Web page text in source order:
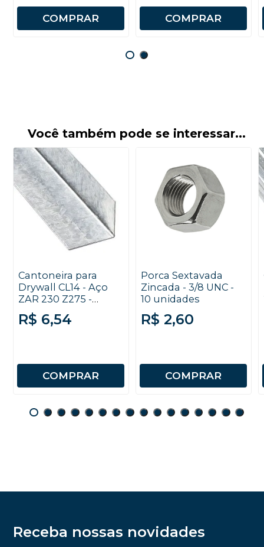
COMPRAR COMPRAR
Você também pode se interessar...
Cantoneira para
Drywall CL14 - Aço
ZAR 230 Z275 -
0,50X2600mm
R$ 6,54
COMPRAR
Porca Sextavada
Zincada - 3/8 UNC -
10 unidades
R$ 2,60
COMPRAR
Receba nossas novidades